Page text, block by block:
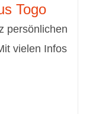
Togo
persönlichen
vielen Infos